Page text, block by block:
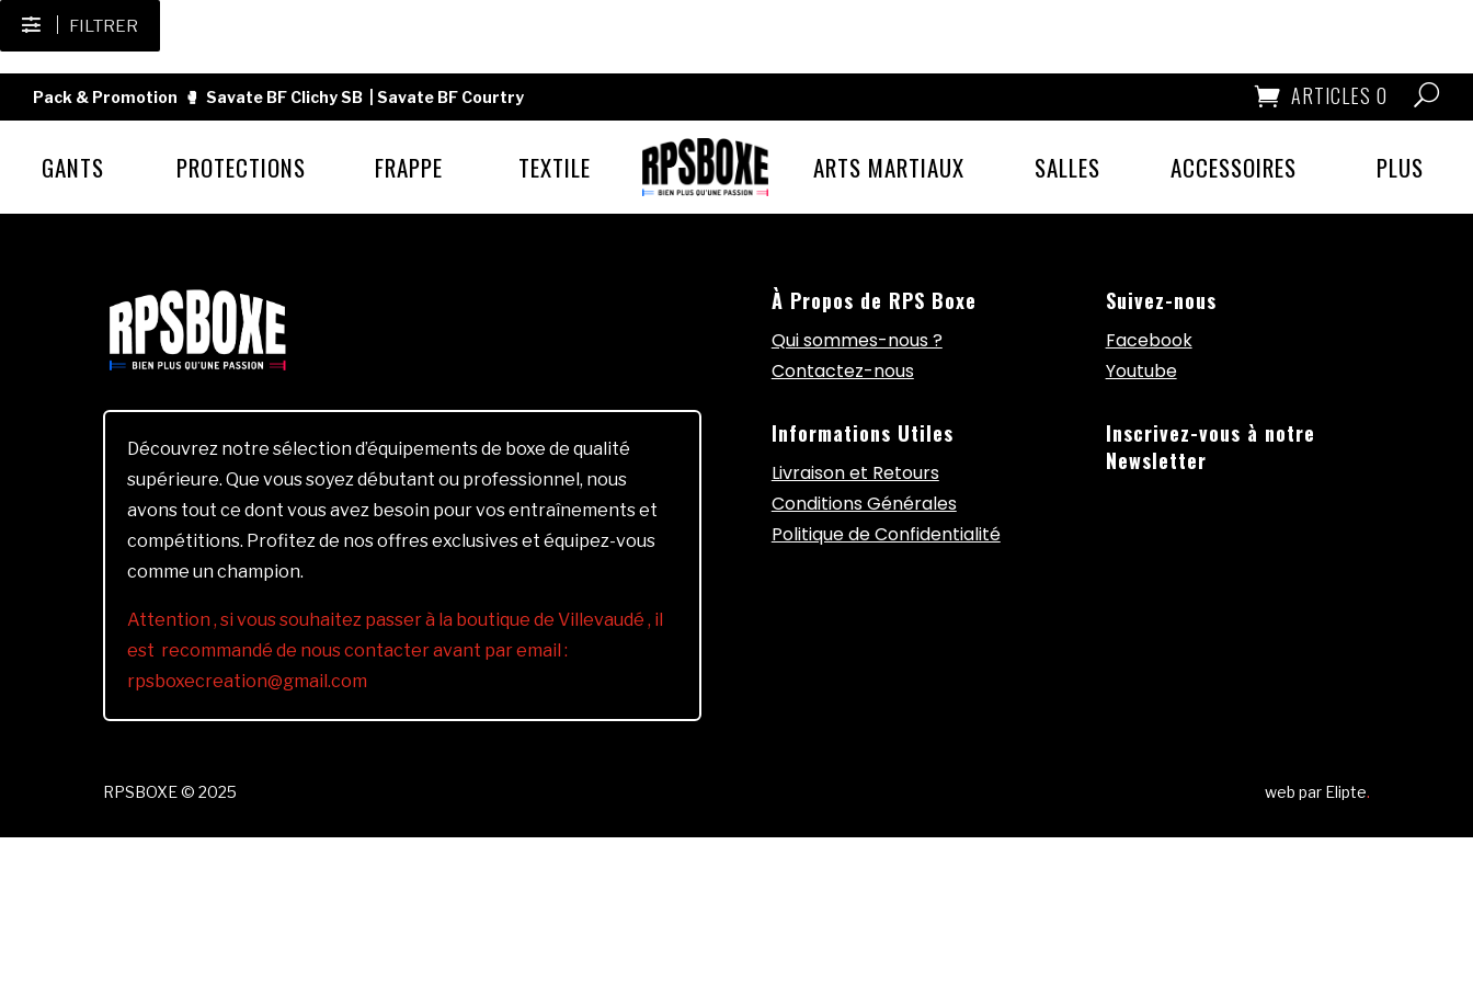
FILTRER
Pack & Promotion 🥊 Savate BF Clichy SB Savate BF Courtry ARTICLES 0
GANTS PROTECTIONS FRAPPE TEXTILE ARTS MARTIAUX SALLES ACCESSOIRES PLUS
Découvrez notre sélection d’équipements de boxe de qualité
supérieure. Que vous soyez débutant ou professionnel, nous
avons tout ce dont vous avez besoin pour vos entraînements et
compétitions. Profitez de nos offres exclusives et équipez-vous
comme un champion.
Attention , si vous souhaitez passer à la boutique de Villevaudé , il
est recommandé de nous contacter avant par email :
rpsboxecreation@gmail.com
À Propos de RPS Boxe
Qui sommes-nous ?
Contactez-nous
Informations Utiles
Livraison et Retours
Conditions Générales
Politique de Confidentialité
Suivez-nous
Facebook
Youtube
Inscrivez-vous à notre
Newsletter
RPSBOXE © 2025 web par Elipte.